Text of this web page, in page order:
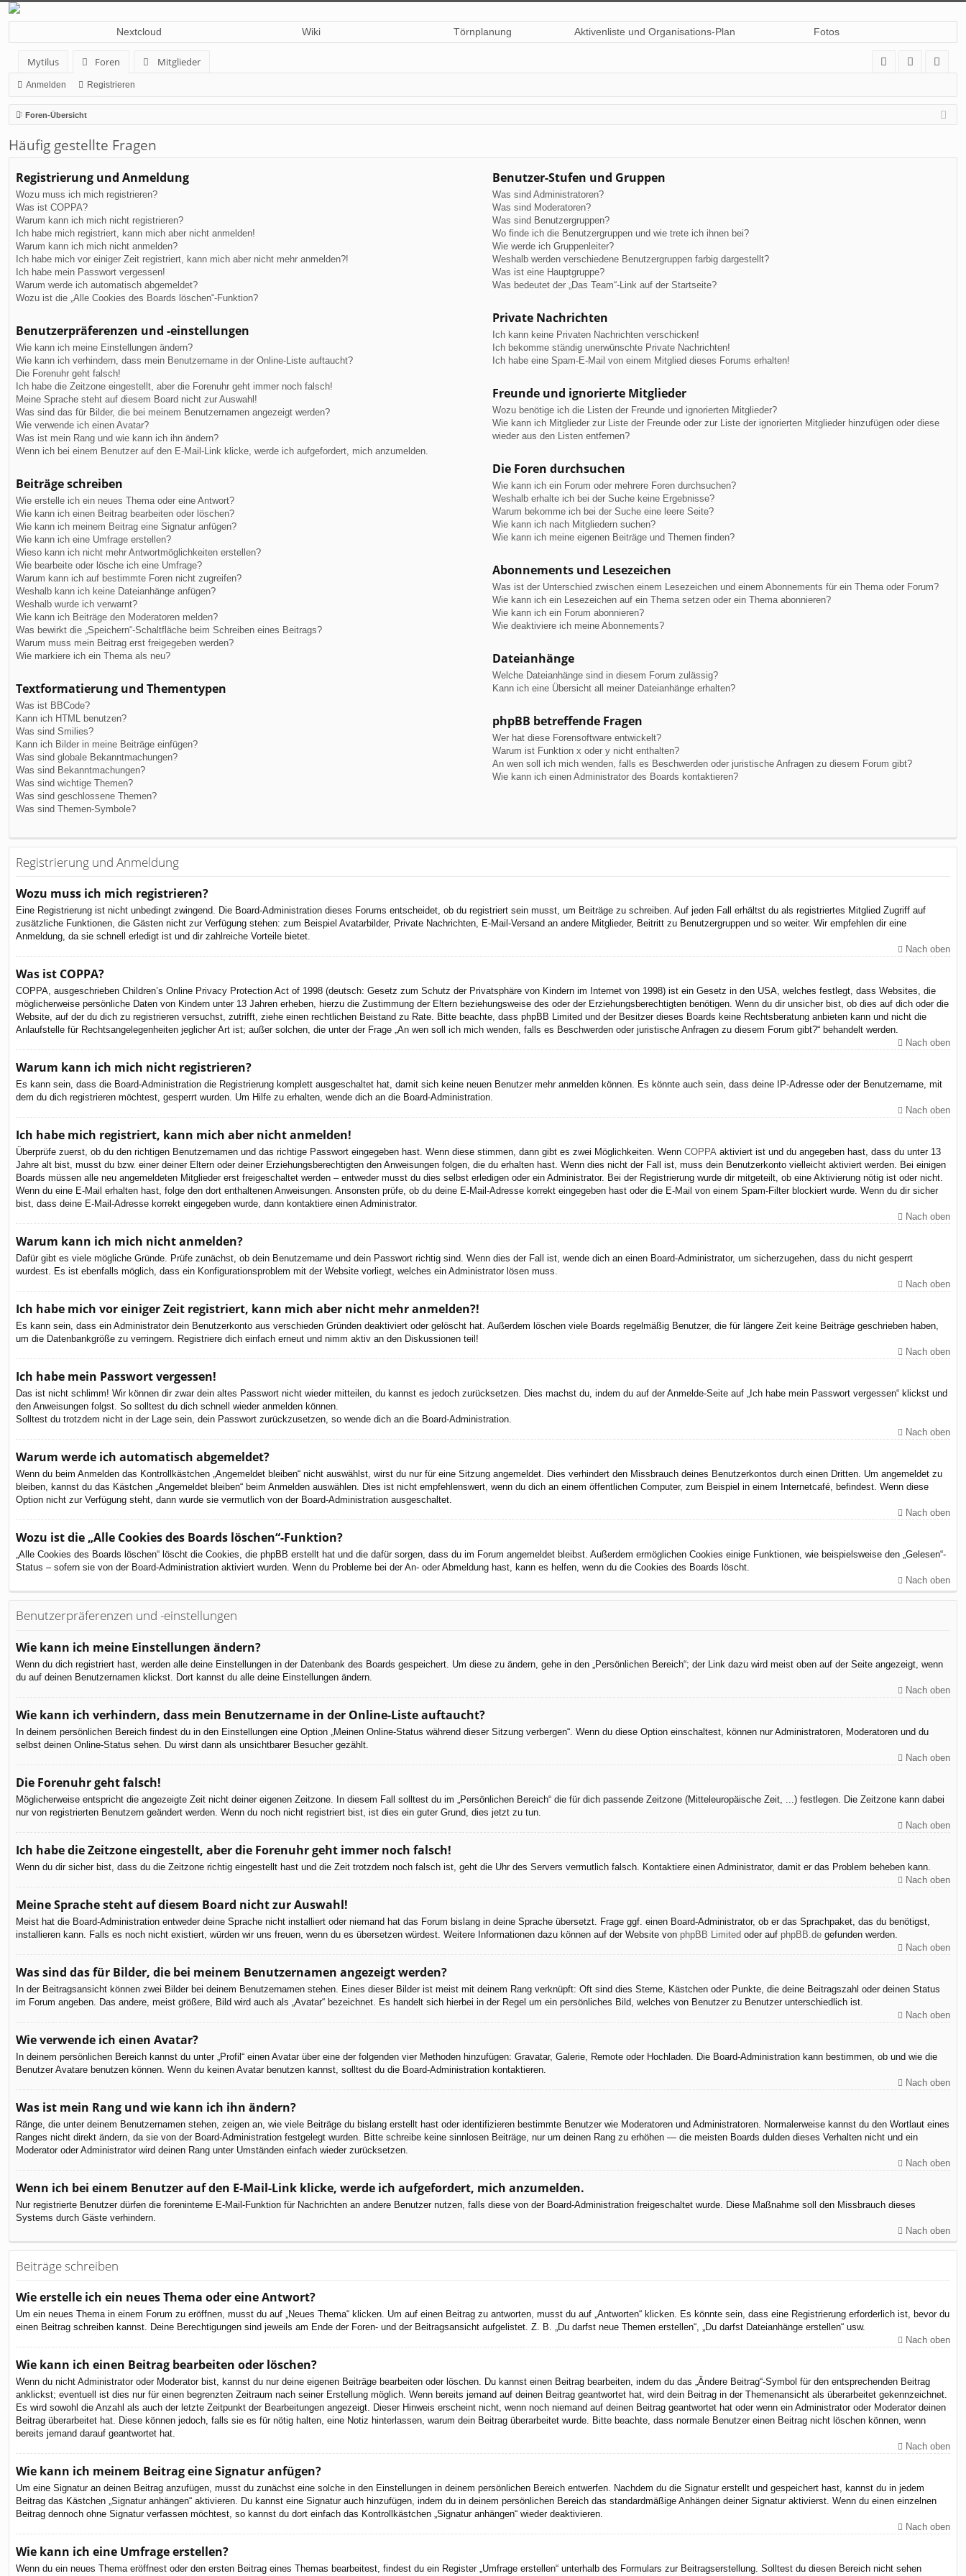
Nextcloud Wiki Törnplanung Aktivenliste und Organisations-Plan Fotos
Mytilus Foren
Mitglieder
Q
m
el
ist
rie
Anmelden Registrieren
Foren-Übersicht
Häufig gestellte Fragen
Registrierung und Anmeldung
Wozu muss ich mich registrieren?
Was ist COPPA?
Warum kann ich mich nicht registrieren?
Ich habe mich registriert, kann mich aber nicht anmelden!
Warum kann ich mich nicht anmelden?
Ich habe mich vor einiger Zeit registriert, kann mich aber nicht mehr anmelden?!
Ich habe mein Passwort vergessen!
Warum werde ich automatisch abgemeldet?
Wozu ist die „Alle Cookies des Boards löschen“-Funktion?
Benutzerpräferenzen und -einstellungen
Wie kann ich meine Einstellungen ändern?
Wie kann ich verhindern, dass mein Benutzername in der Online-Liste auftaucht?
Die Forenuhr geht falsch!
Ich habe die Zeitzone eingestellt, aber die Forenuhr geht immer noch falsch!
Meine Sprache steht auf diesem Board nicht zur Auswahl!
Was sind das für Bilder, die bei meinem Benutzernamen angezeigt werden?
Wie verwende ich einen Avatar?
Was ist mein Rang und wie kann ich ihn ändern?
Wenn ich bei einem Benutzer auf den E-Mail-Link klicke, werde ich aufgefordert, mich anzumelden.
Beiträge schreiben
Wie erstelle ich ein neues Thema oder eine Antwort?
Wie kann ich einen Beitrag bearbeiten oder löschen?
Wie kann ich meinem Beitrag eine Signatur anfügen?
Wie kann ich eine Umfrage erstellen?
Wieso kann ich nicht mehr Antwortmöglichkeiten erstellen?
Wie bearbeite oder lösche ich eine Umfrage?
Warum kann ich auf bestimmte Foren nicht zugreifen?
Weshalb kann ich keine Dateianhänge anfügen?
Weshalb wurde ich verwarnt?
Wie kann ich Beiträge den Moderatoren melden?
Was bewirkt die „Speichern“-Schaltfläche beim Schreiben eines Beitrags?
Warum muss mein Beitrag erst freigegeben werden?
Wie markiere ich ein Thema als neu?
Textformatierung und Thementypen
Was ist BBCode?
Kann ich HTML benutzen?
Was sind Smilies?
Kann ich Bilder in meine Beiträge einfügen?
Was sind globale Bekanntmachungen?
Was sind Bekanntmachungen?
Was sind wichtige Themen?
Was sind geschlossene Themen?
Was sind Themen-Symbole?
Benutzer-Stufen und Gruppen
Was sind Administratoren?
Was sind Moderatoren?
Was sind Benutzergruppen?
Wo finde ich die Benutzergruppen und wie trete ich ihnen bei?
Wie werde ich Gruppenleiter?
Weshalb werden verschiedene Benutzergruppen farbig dargestellt?
Was ist eine Hauptgruppe?
Was bedeutet der „Das Team“-Link auf der Startseite?
Private Nachrichten
Ich kann keine Privaten Nachrichten verschicken!
Ich bekomme ständig unerwünschte Private Nachrichten!
Ich habe eine Spam-E-Mail von einem Mitglied dieses Forums erhalten!
Freunde und ignorierte Mitglieder
Wozu benötige ich die Listen der Freunde und ignorierten Mitglieder?
Wie kann ich Mitglieder zur Liste der Freunde oder zur Liste der ignorierten Mitglieder hinzufügen oder diese
wieder aus den Listen entfernen?
Die Foren durchsuchen
Wie kann ich ein Forum oder mehrere Foren durchsuchen?
Weshalb erhalte ich bei der Suche keine Ergebnisse?
Warum bekomme ich bei der Suche eine leere Seite?
Wie kann ich nach Mitgliedern suchen?
Wie kann ich meine eigenen Beiträge und Themen finden?
Abonnements und Lesezeichen
Was ist der Unterschied zwischen einem Lesezeichen und einem Abonnements für ein Thema oder Forum?
Wie kann ich ein Lesezeichen auf ein Thema setzen oder ein Thema abonnieren?
Wie kann ich ein Forum abonnieren?
Wie deaktiviere ich meine Abonnements?
Dateianhänge
Welche Dateianhänge sind in diesem Forum zulässig?
Kann ich eine Übersicht all meiner Dateianhänge erhalten?
phpBB betreffende Fragen
Wer hat diese Forensoftware entwickelt?
Warum ist Funktion x oder y nicht enthalten?
An wen soll ich mich wenden, falls es Beschwerden oder juristische Anfragen zu diesem Forum gibt?
Wie kann ich einen Administrator des Boards kontaktieren?
Registrierung und Anmeldung
Wozu muss ich mich registrieren?
Eine Registrierung ist nicht unbedingt zwingend. Die Board-Administration dieses Forums entscheidet, ob du registriert sein musst, um Beiträge zu schreiben. Auf jeden Fall erhältst du als registriertes Mitglied Zugriff auf
zusätzliche Funktionen, die Gästen nicht zur Verfügung stehen: zum Beispiel Avatarbilder, Private Nachrichten, E-Mail-Versand an andere Mitglieder, Beitritt zu Benutzergruppen und so weiter. Wir empfehlen dir eine
Anmeldung, da sie schnell erledigt ist und dir zahlreiche Vorteile bietet.
Nach oben
Was ist COPPA?
COPPA, ausgeschrieben Children’s Online Privacy Protection Act of 1998 (deutsch: Gesetz zum Schutz der Privatsphäre von Kindern im Internet von 1998) ist ein Gesetz in den USA, welches festlegt, dass Websites, die
möglicherweise persönliche Daten von Kindern unter 13 Jahren erheben, hierzu die Zustimmung der Eltern beziehungsweise des oder der Erziehungsberechtigten benötigen. Wenn du dir unsicher bist, ob dies auf dich oder die
Website, auf der du dich zu registrieren versuchst, zutrifft, ziehe einen rechtlichen Beistand zu Rate. Bitte beachte, dass phpBB Limited und der Besitzer dieses Boards keine Rechtsberatung anbieten kann und nicht die
Anlaufstelle für Rechtsangelegenheiten jeglicher Art ist; außer solchen, die unter der Frage „An wen soll ich mich wenden, falls es Beschwerden oder juristische Anfragen zu diesem Forum gibt?“ behandelt werden.
Nach oben
Warum kann ich mich nicht registrieren?
Es kann sein, dass die Board-Administration die Registrierung komplett ausgeschaltet hat, damit sich keine neuen Benutzer mehr anmelden können. Es könnte auch sein, dass deine IP-Adresse oder der Benutzername, mit
dem du dich registrieren möchtest, gesperrt wurden. Um Hilfe zu erhalten, wende dich an die Board-Administration.
Nach oben
Ich habe mich registriert, kann mich aber nicht anmelden!
Überprüfe zuerst, ob du den richtigen Benutzernamen und das richtige Passwort eingegeben hast. Wenn diese stimmen, dann gibt es zwei Möglichkeiten. Wenn COPPA aktiviert ist und du angegeben hast, dass du unter 13
Jahre alt bist, musst du bzw. einer deiner Eltern oder deiner Erziehungsberechtigten den Anweisungen folgen, die du erhalten hast. Wenn dies nicht der Fall ist, muss dein Benutzerkonto vielleicht aktiviert werden. Bei einigen
Boards müssen alle neu angemeldeten Mitglieder erst freigeschaltet werden – entweder musst du dies selbst erledigen oder ein Administrator. Bei der Registrierung wurde dir mitgeteilt, ob eine Aktivierung nötig ist oder nicht.
Wenn du eine E-Mail erhalten hast, folge den dort enthaltenen Anweisungen. Ansonsten prüfe, ob du deine E-Mail-Adresse korrekt eingegeben hast oder die E-Mail von einem Spam-Filter blockiert wurde. Wenn du dir sicher
bist, dass deine E-Mail-Adresse korrekt eingegeben wurde, dann kontaktiere einen Administrator.
Nach oben
Warum kann ich mich nicht anmelden?
Dafür gibt es viele mögliche Gründe. Prüfe zunächst, ob dein Benutzername und dein Passwort richtig sind. Wenn dies der Fall ist, wende dich an einen Board-Administrator, um sicherzugehen, dass du nicht gesperrt
wurdest. Es ist ebenfalls möglich, dass ein Konfigurationsproblem mit der Website vorliegt, welches ein Administrator lösen muss.
Nach oben
Ich habe mich vor einiger Zeit registriert, kann mich aber nicht mehr anmelden?!
Es kann sein, dass ein Administrator dein Benutzerkonto aus verschieden Gründen deaktiviert oder gelöscht hat. Außerdem löschen viele Boards regelmäßig Benutzer, die für längere Zeit keine Beiträge geschrieben haben,
um die Datenbankgröße zu verringern. Registriere dich einfach erneut und nimm aktiv an den Diskussionen teil!
Nach oben
Ich habe mein Passwort vergessen!
Das ist nicht schlimm! Wir können dir zwar dein altes Passwort nicht wieder mitteilen, du kannst es jedoch zurücksetzen. Dies machst du, indem du auf der Anmelde-Seite auf „Ich habe mein Passwort vergessen“ klickst und
den Anweisungen folgst. So solltest du dich schnell wieder anmelden können.
Solltest du trotzdem nicht in der Lage sein, dein Passwort zurückzusetzen, so wende dich an die Board-Administration.
Nach oben
Warum werde ich automatisch abgemeldet?
Wenn du beim Anmelden das Kontrollkästchen „Angemeldet bleiben“ nicht auswählst, wirst du nur für eine Sitzung angemeldet. Dies verhindert den Missbrauch deines Benutzerkontos durch einen Dritten. Um angemeldet zu
bleiben, kannst du das Kästchen „Angemeldet bleiben“ beim Anmelden auswählen. Dies ist nicht empfehlenswert, wenn du dich an einem öffentlichen Computer, zum Beispiel in einem Internetcafé, befindest. Wenn diese
Option nicht zur Verfügung steht, dann wurde sie vermutlich von der Board-Administration ausgeschaltet.
Nach oben
Wozu ist die „Alle Cookies des Boards löschen“-Funktion?
„Alle Cookies des Boards löschen“ löscht die Cookies, die phpBB erstellt hat und die dafür sorgen, dass du im Forum angemeldet bleibst. Außerdem ermöglichen Cookies einige Funktionen, wie beispielsweise den „Gelesen“-
Status – sofern sie von der Board-Administration aktiviert wurden. Wenn du Probleme bei der An- oder Abmeldung hast, kann es helfen, wenn du die Cookies des Boards löscht.
Nach oben
Benutzerpräferenzen und -einstellungen
Wie kann ich meine Einstellungen ändern?
Wenn du dich registriert hast, werden alle deine Einstellungen in der Datenbank des Boards gespeichert. Um diese zu ändern, gehe in den „Persönlichen Bereich“; der Link dazu wird meist oben auf der Seite angezeigt, wenn
du auf deinen Benutzernamen klickst. Dort kannst du alle deine Einstellungen ändern.
Nach oben
Wie kann ich verhindern, dass mein Benutzername in der Online-Liste auftaucht?
In deinem persönlichen Bereich findest du in den Einstellungen eine Option „Meinen Online-Status während dieser Sitzung verbergen“. Wenn du diese Option einschaltest, können nur Administratoren, Moderatoren und du
selbst deinen Online-Status sehen. Du wirst dann als unsichtbarer Besucher gezählt.
Nach oben
Die Forenuhr geht falsch!
Möglicherweise entspricht die angezeigte Zeit nicht deiner eigenen Zeitzone. In diesem Fall solltest du im „Persönlichen Bereich“ die für dich passende Zeitzone (Mitteleuropäische Zeit, ...) festlegen. Die Zeitzone kann dabei
nur von registrierten Benutzern geändert werden. Wenn du noch nicht registriert bist, ist dies ein guter Grund, dies jetzt zu tun.
Nach oben
Ich habe die Zeitzone eingestellt, aber die Forenuhr geht immer noch falsch!
Wenn du dir sicher bist, dass du die Zeitzone richtig eingestellt hast und die Zeit trotzdem noch falsch ist, geht die Uhr des Servers vermutlich falsch. Kontaktiere einen Administrator, damit er das Problem beheben kann.
Nach oben
Meine Sprache steht auf diesem Board nicht zur Auswahl!
Meist hat die Board-Administration entweder deine Sprache nicht installiert oder niemand hat das Forum bislang in deine Sprache übersetzt. Frage ggf. einen Board-Administrator, ob er das Sprachpaket, das du benötigst,
installieren kann. Falls es noch nicht existiert, würden wir uns freuen, wenn du es übersetzen würdest. Weitere Informationen dazu können auf der Website von phpBB Limited oder auf phpBB.de gefunden werden.
Nach oben
Was sind das für Bilder, die bei meinem Benutzernamen angezeigt werden?
In der Beitragsansicht können zwei Bilder bei deinem Benutzernamen stehen. Eines dieser Bilder ist meist mit deinem Rang verknüpft: Oft sind dies Sterne, Kästchen oder Punkte, die deine Beitragszahl oder deinen Status
im Forum angeben. Das andere, meist größere, Bild wird auch als „Avatar“ bezeichnet. Es handelt sich hierbei in der Regel um ein persönliches Bild, welches von Benutzer zu Benutzer unterschiedlich ist.
Nach oben
Wie verwende ich einen Avatar?
In deinem persönlichen Bereich kannst du unter „Profil“ einen Avatar über eine der folgenden vier Methoden hinzufügen: Gravatar, Galerie, Remote oder Hochladen. Die Board-Administration kann bestimmen, ob und wie die
Benutzer Avatare benutzen können. Wenn du keinen Avatar benutzen kannst, solltest du die Board-Administration kontaktieren.
Nach oben
Was ist mein Rang und wie kann ich ihn ändern?
Ränge, die unter deinem Benutzernamen stehen, zeigen an, wie viele Beiträge du bislang erstellt hast oder identifizieren bestimmte Benutzer wie Moderatoren und Administratoren. Normalerweise kannst du den Wortlaut eines
Ranges nicht direkt ändern, da sie von der Board-Administration festgelegt wurden. Bitte schreibe keine sinnlosen Beiträge, nur um deinen Rang zu erhöhen — die meisten Boards dulden dieses Verhalten nicht und ein
Moderator oder Administrator wird deinen Rang unter Umständen einfach wieder zurücksetzen.
Nach oben
Wenn ich bei einem Benutzer auf den E-Mail-Link klicke, werde ich aufgefordert, mich anzumelden.
Nur registrierte Benutzer dürfen die foreninterne E-Mail-Funktion für Nachrichten an andere Benutzer nutzen, falls diese von der Board-Administration freigeschaltet wurde. Diese Maßnahme soll den Missbrauch dieses
Systems durch Gäste verhindern.
Nach oben
Beiträge schreiben
Wie erstelle ich ein neues Thema oder eine Antwort?
Um ein neues Thema in einem Forum zu eröffnen, musst du auf „Neues Thema“ klicken. Um auf einen Beitrag zu antworten, musst du auf „Antworten“ klicken. Es könnte sein, dass eine Registrierung erforderlich ist, bevor du
einen Beitrag schreiben kannst. Deine Berechtigungen sind jeweils am Ende der Foren- und der Beitragsansicht aufgelistet. Z. B. „Du darfst neue Themen erstellen“, „Du darfst Dateianhänge erstellen“ usw.
Nach oben
Wie kann ich einen Beitrag bearbeiten oder löschen?
Wenn du nicht Administrator oder Moderator bist, kannst du nur deine eigenen Beiträge bearbeiten oder löschen. Du kannst einen Beitrag bearbeiten, indem du das „Ändere Beitrag“-Symbol für den entsprechenden Beitrag
anklickst; eventuell ist dies nur für einen begrenzten Zeitraum nach seiner Erstellung möglich. Wenn bereits jemand auf deinen Beitrag geantwortet hat, wird dein Beitrag in der Themenansicht als überarbeitet gekennzeichnet.
Es wird sowohl die Anzahl als auch der letzte Zeitpunkt der Bearbeitungen angezeigt. Dieser Hinweis erscheint nicht, wenn noch niemand auf deinen Beitrag geantwortet hat oder wenn ein Administrator oder Moderator deinen
Beitrag überarbeitet hat. Diese können jedoch, falls sie es für nötig halten, eine Notiz hinterlassen, warum dein Beitrag überarbeitet wurde. Bitte beachte, dass normale Benutzer einen Beitrag nicht löschen können, wenn
bereits jemand darauf geantwortet hat.
Nach oben
Wie kann ich meinem Beitrag eine Signatur anfügen?
Um eine Signatur an deinen Beitrag anzufügen, musst du zunächst eine solche in den Einstellungen in deinem persönlichen Bereich entwerfen. Nachdem du die Signatur erstellt und gespeichert hast, kannst du in jedem
Beitrag das Kästchen „Signatur anhängen“ aktivieren. Du kannst eine Signatur auch hinzufügen, indem du in deinem persönlichen Bereich das standardmäßige Anhängen deiner Signatur aktivierst. Wenn du einen einzelnen
Beitrag dennoch ohne Signatur verfassen möchtest, so kannst du dort einfach das Kontrollkästchen „Signatur anhängen“ wieder deaktivieren.
Nach oben
Wie kann ich eine Umfrage erstellen?
Wenn du ein neues Thema eröffnest oder den ersten Beitrag eines Themas bearbeitest, findest du ein Register „Umfrage erstellen“ unterhalb des Formulars zur Beitragserstellung. Solltest du diesen Bereich nicht sehen